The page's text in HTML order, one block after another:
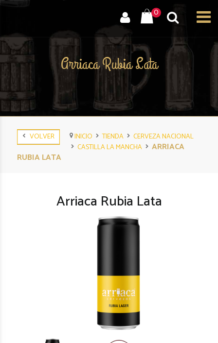
0
Arriaca Rubia Lata
VOLVER INICIO TIENDA
CERVEZA NACIONAL
CASTILLA LA MANCHA
ARRIACA
RUBIA LATA
Arriaca Rubia Lata